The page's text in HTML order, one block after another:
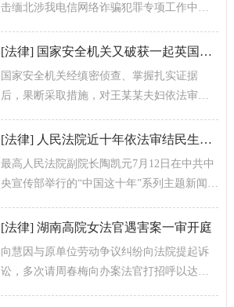
击缅北涉我电信网络诈骗犯罪专项工作中摧
罪集团首要头目。该犯罪集团涉嫌哪些罪...
[法律] 国家安全机关又破获一起英国MI6重大间谍案
国家安全机关经缜密侦查、掌握扎实证据
后，果断采取措施，对王某某夫妇依法审
子”。目前，案件正在进一步侦办中。
[法律] 人民法院近十年依法审结民生案件3600余万件
最高人民法院副院长陶凯元7月12日在中共中
央宣传部举行的“中国这十年”系列主题新闻发
贯彻实施民法典，深化家事审判...
[法律] 湖南高院女法官遇害案一审开庭
向慧因与原单位劳动争议纠纷向法院提起诉
讼，多次请周春梅向办案法官打招呼以达到